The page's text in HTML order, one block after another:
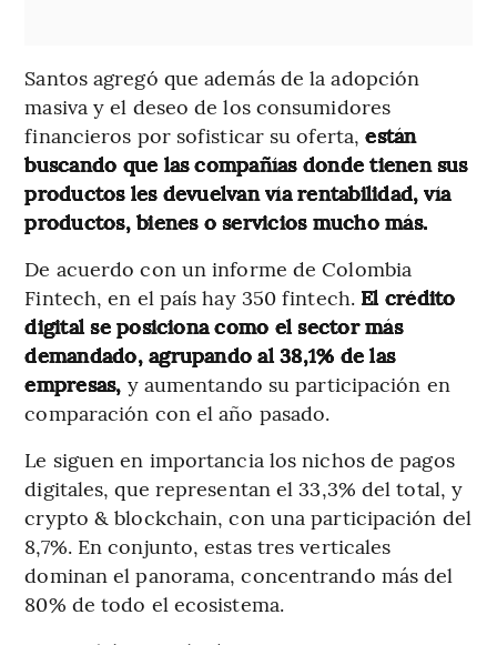
Santos agregó que además de la adopción
masiva y el deseo de los consumidores
financieros por sofisticar su oferta, están
buscando que las compañías donde tienen sus
productos les devuelvan vía rentabilidad, vía
productos, bienes o servicios mucho más.
De acuerdo con un informe de Colombia
Fintech, en el país hay 350 fintech. El crédito
digital se posiciona como el sector más
demandado, agrupando al 38,1% de las
empresas, y aumentando su participación en
comparación con el año pasado.
Le siguen en importancia los nichos de pagos
digitales, que representan el 33,3% del total, y
crypto & blockchain, con una participación del
8,7%. En conjunto, estas tres verticales
dominan el panorama, concentrando más del
80% de todo el ecosistema.